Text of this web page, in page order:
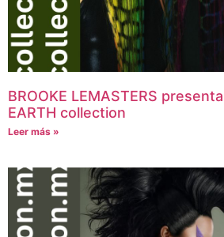
BROOKE LEMASTERS
EARTH collection
Leer más »